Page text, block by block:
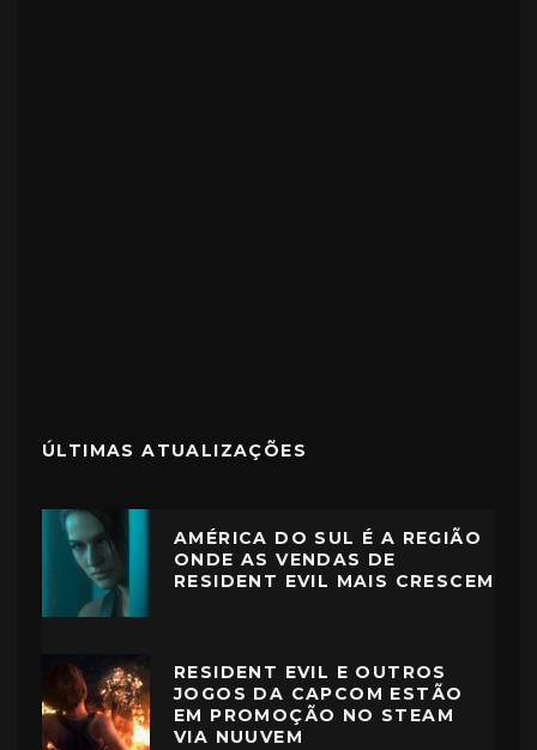
ÚLTIMAS ATUALIZAÇÕES
AMÉRICA DO SUL É A REGIÃO
ONDE AS VENDAS DE
RESIDENT EVIL MAIS CRESCEM
RESIDENT EVIL E OUTROS
JOGOS DA CAPCOM ESTÃO
EM PROMOÇÃO NO STEAM
VIA NUUVEM